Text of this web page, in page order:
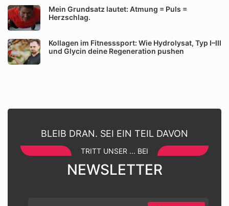
Mein Grundsatz lautet: Atmung = Puls =
Herzschlag.
Kollagen im Fitnesssport: Wie Hydrolysat, Typ I–III
und Glycin deine Regeneration pushen
BLEIB DRAN. SEI EIN TEIL DAVON
TRITT UNSER ... BEI
NEWSLETTER